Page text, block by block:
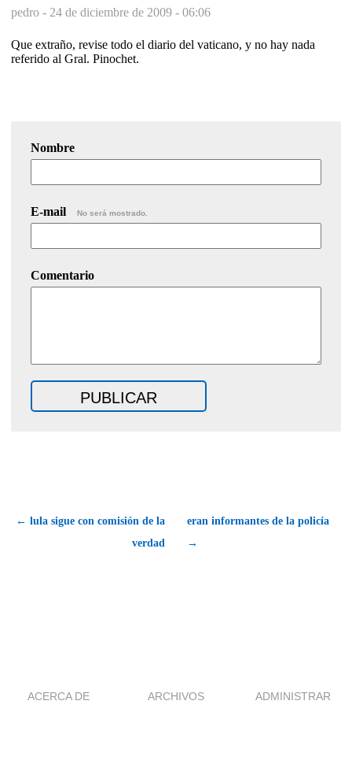
pedro - 24 de diciembre de 2009 - 06:06
Que extraño, revise todo el diario del vaticano, y no hay nada
referido al Gral. Pinochet.
Nombre
E-mail No será mostrado.
Comentario
← lula sigue con comisión de la
verdad
eran informantes de la policía
→
ACERCA DE ARCHIVOS ADMINISTRAR